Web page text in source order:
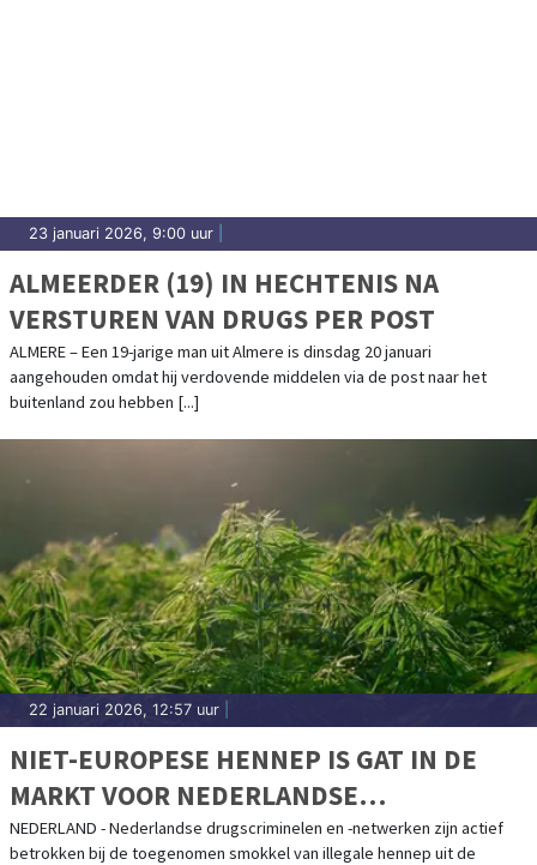
23 januari 2026, 9:00 uur
ALMEERDER (19) IN HECHTENIS NA
VERSTUREN VAN DRUGS PER POST
ALMERE – Een 19-jarige man uit Almere is dinsdag 20 januari
aangehouden omdat hij verdovende middelen via de post naar het
buitenland zou hebben [...]
22 januari 2026, 12:57 uur
NIET-EUROPESE HENNEP IS GAT IN DE
MARKT VOOR NEDERLANDSE
DRUGSCRIMINELEN
NEDERLAND - Nederlandse drugscriminelen en -netwerken zijn actief
betrokken bij de toegenomen smokkel van illegale hennep uit de